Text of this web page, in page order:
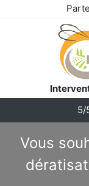
5/
Vous